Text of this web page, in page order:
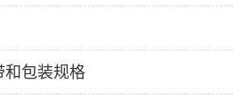
和包装规格